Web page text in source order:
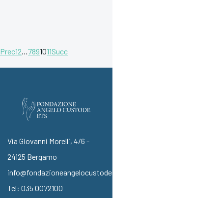
Prec12 7891011Succ
Via Giovanni Morelli, 4/6 -
24125 Bergamo
info@fondazioneangelocustode.it
Tel: 035 0072100